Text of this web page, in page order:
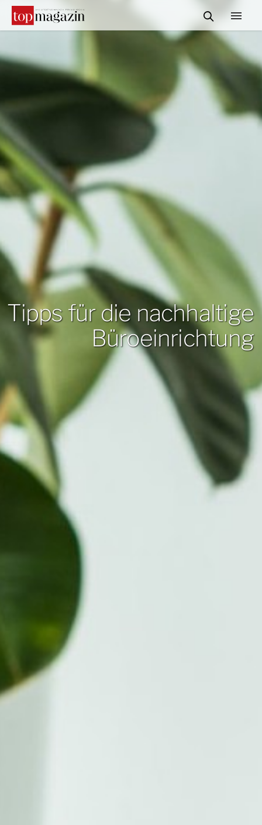
START
INFORMATIONEN
SERVICE & MEDIADATEN
KONTAKT
SUCHE
Tipps für die nachhaltige
Büroeinrichtung